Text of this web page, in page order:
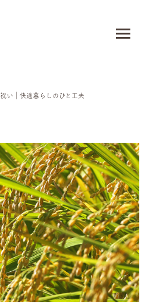
い｜快適暮らしのひと工夫